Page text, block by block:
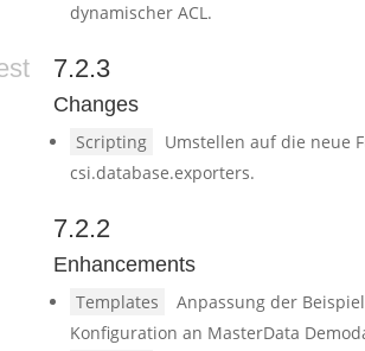
dynamischer ACL.
7.2.3
Changes
Scripting
Umstellen auf die neue
csi.database.exporters.
7.2.2
Enhancements
Templates
Anpassung der
Konfiguration an MasterData